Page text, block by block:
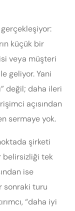
küçük bir
veya müşteri
geliyor. Yani
değil; daha ileri
açısından
sermaye yok.
şirketi
belirsizliği tek
ise
sonraki turu
“daha iyi